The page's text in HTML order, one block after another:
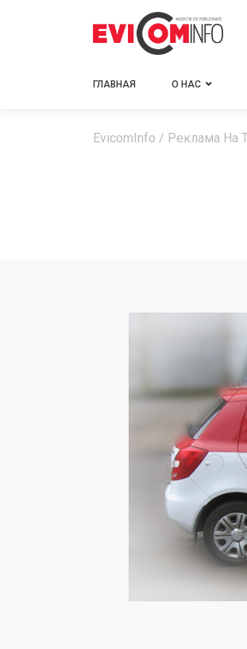
ГЛАВНАЯ О НАС
EvicomInfo / Реклама На